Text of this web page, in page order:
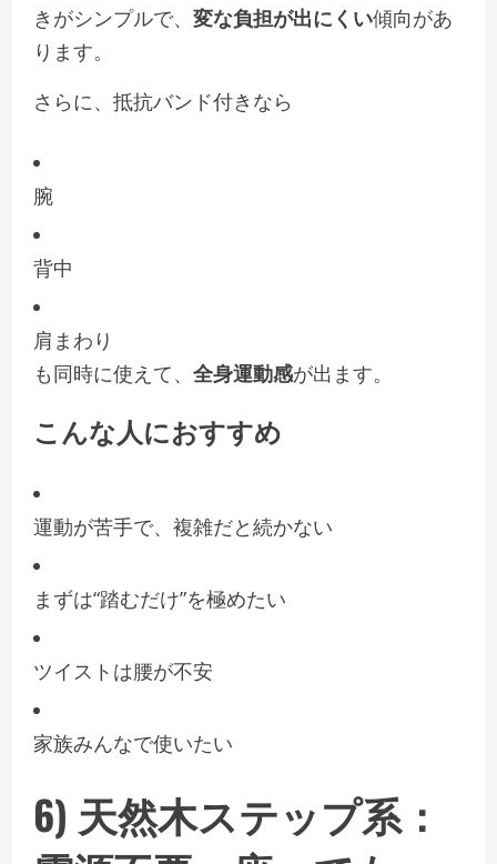
きがシンプルで、 変な負担が出にくい傾向があ
ります。
さらに、抵抗バンド付きなら
腕
背中
肩まわり
も同時に使えて、 全身運動感が出ます。
こんな人におすすめ
運動が苦手で、複雑だと続かない
まずは“踏むだけ”を極めたい
ツイストは腰が不安
家族みんなで使いたい
6) 天然木ステップ系：